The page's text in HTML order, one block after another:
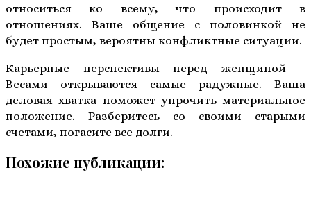
относиться ко всему, что происходит в
отношениях. Ваше общение с половинкой не
будет простым, вероятны конфликтные ситуации.
Карьерные перспективы перед женщиной –
Весами открываются самые радужные. Ваша
деловая хватка поможет упрочить материальное
положение. Разберитесь со своими старыми
счетами, погасите все долги.
Похожие публикации: